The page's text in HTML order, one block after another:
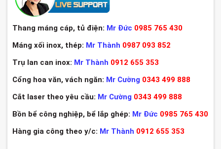
Thang máng cáp, tủ điện: Mr Đức 0985 765 430
Máng xối inox, thép: Mr Thành 0987 093 852
Trụ lan can inox: Mr Thành 0912 655 353
Cổng hoa văn, vách ngăn: Mr Cường 0343 499 888
Cắt laser theo yêu cầu: Mr Cường 0343 499 888
Bồn bể công nghiệp, bể lắp ghép: Mr Đức 0985 765 430
Hàng gia công theo y/c: Mr Thành 0912 655 353